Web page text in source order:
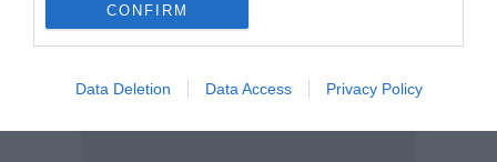
CONFIRM
Data Deletion Data Access Privacy Policy